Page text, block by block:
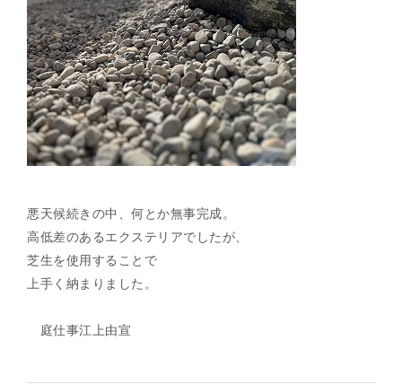
悪天候続きの中、何とか無事完成。
高低差のあるエクステリアでしたが、
芝生を使用することで
上手く納まりました。
庭仕事江上由宣